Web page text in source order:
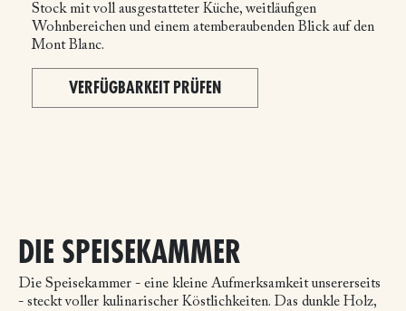
Stock mit voll ausgestatteter Küche, weitläufigen
Wohnbereichen und einem atemberaubenden Blick auf den
Mont Blanc.
VERFÜGBARKEIT PRÜFEN
DIE SPEISEKAMMER
Die Speisekammer - eine kleine Aufmerksamkeit unsererseits
- steckt voller kulinarischer Köstlichkeiten. Das dunkle Holz,